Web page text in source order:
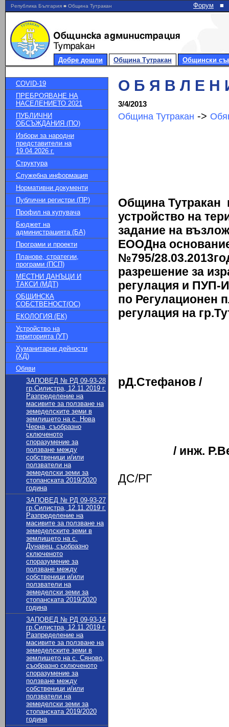
Република България ■ Община Тутракан Форум ■
Добре дошли Община Тутракан Общински
COVID-19
ПРЕБРОЯВАНЕ НА
НАСЕЛЕНИЕТО 2021
ПУБЛИЧНИ
ОБСЪЖДАНИЯ (ПО)
Избори за народни
представители на
19.04.2026 г.
Структура
Служебна информация
Нормативни документи
Публични регистри (ПР)
Профил на купувача
Бюджет на
администрацията (БА)
Програми и проекти
Планове, стратегии,
програми (ПСП)
МЕСТНИ ДАНЪЦИ И
ТАКСИ (МДТ)
ОБЩИНСКА
СОБСТВЕНОСТ(ОС)
ЕКОЛОГИЯ (ЕК)
Устройство на
територията (УТ)
Хуманитарни дейности
(ХД)
Обяви
ЗАПОВЕД № РД 09-93-28
гр.Силистра, 12.11.2019 г.
Разпределение на
масивите за ползване на
земеделските земи в
землището на с. Нова
Черна, съобразно
сключеното
споразумение за
ползване между
собственици и/или
ползватели на
земеделски земи за
стопанската 2019/2020
година
ЗАПОВЕД № РД 09-93-27
гр.Силистра, 12.11.2019 г.
Разпределение на
масивите за ползване на
земеделските земи в
землището на с.
Дунавец, съобразно
сключеното
споразумение за
ползване между
собственици и/или
ползватели на
земеделски земи за
стопанската 2019/2020
година
ЗАПОВЕД № РД 09-93-14
гр.Силистра, 12.11.2019 г.
Разпределение на
масивите за ползване на
земеделските земи в
землището на с. Сяново,
съобразно сключеното
споразумение за
ползване между
собственици и/или
ползватели на
земеделски земи за
стопанската 2019/2020
година
О Б Я В Л Е Н
3/4/2013
Община Тутракан ->
Община Тутракан
устройство на
задание на
ЕООДна
№795/
разрешение за
регулация и ПУП-
по Регулационен
регулация на
рД.Стефанов /
/ инж.
ДС/РГ